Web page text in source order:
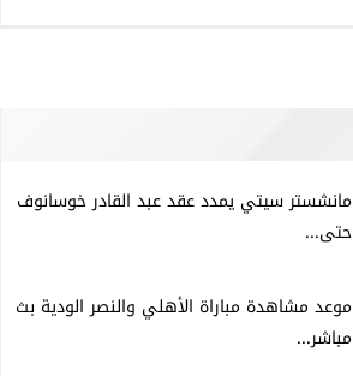
مانشستر سيتي يمدد عقد عبد القادر خوسانوف
حتى...
موعد مشاهدة مباراة الأهلي والنصر الودية بث
مباشر...